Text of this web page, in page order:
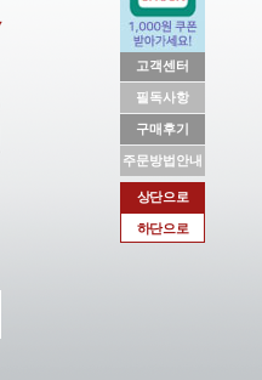
고객센터
필독사항
구매후기
주문방법안내
상단으로
하단으로